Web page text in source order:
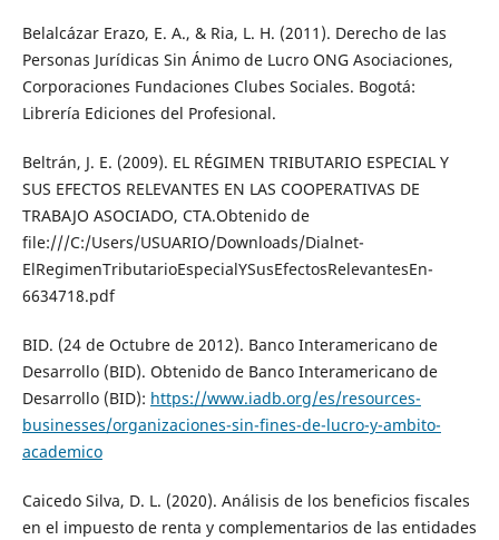
Belalcázar Erazo, E. A., & Ria, L. H. (2011). Derecho de las
Personas Jurídicas Sin Ánimo de Lucro ONG Asociaciones,
Corporaciones Fundaciones Clubes Sociales. Bogotá:
Librería Ediciones del Profesional.
Beltrán, J. E. (2009). EL RÉGIMEN TRIBUTARIO ESPECIAL Y
SUS EFECTOS RELEVANTES EN LAS COOPERATIVAS DE
TRABAJO ASOCIADO, CTA.Obtenido de
file:///C:/Users/USUARIO/Downloads/Dialnet-
ElRegimenTributarioEspecialYSusEfectosRelevantesEn-
6634718.pdf
BID. (24 de Octubre de 2012). Banco Interamericano de
Desarrollo (BID). Obtenido de Banco Interamericano de
Desarrollo (BID): https://www.iadb.org/es/resources-
businesses/organizaciones-sin-fines-de-lucro-y-ambito-
academico
Caicedo Silva, D. L. (2020). Análisis de los beneficios fiscales
en el impuesto de renta y complementarios de las entidades